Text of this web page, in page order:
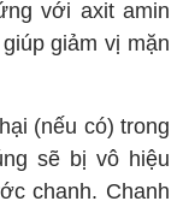
với axit amin
giảm vị mặn
(nếu có) trong
sẽ bị vô hiệu
chanh. Chanh